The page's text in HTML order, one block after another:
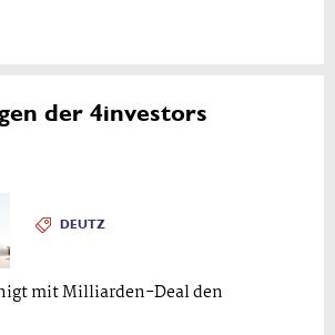
der 4investors
DEUTZ
mit Milliarden-Deal den